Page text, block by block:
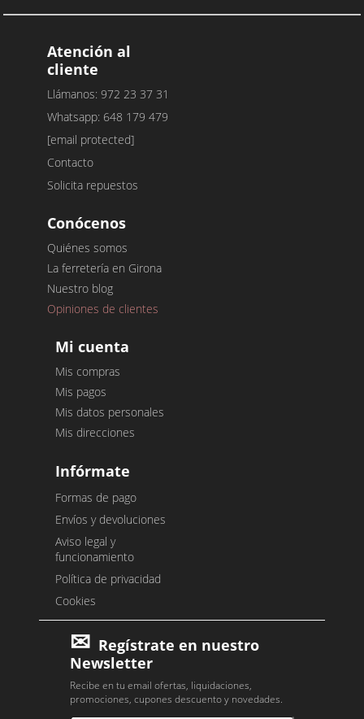
Atención al
cliente
Llámanos: 972 23 37 31
Whatsapp: 648 179 479
[email protected]
Contacto
Solicita repuestos
Conócenos
Quiénes somos
La ferretería en Girona
Nuestro blog
Opiniones de clientes
Mi cuenta
Mis compras
Mis pagos
Mis datos personales
Mis direcciones
Infórmate
Formas de pago
Envíos y devoluciones
Aviso legal y
funcionamiento
Política de privacidad
Cookies
Regístrate en nuestro
Newsletter
Recibe en tu email ofertas, liquidaciones,
promociones, cupones descuento y novedades.